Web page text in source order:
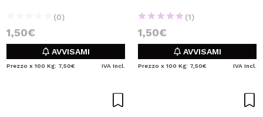
(0)
1,50€
AVVISAMI
Prezzo x 100 Kg: 7,50€ IVA Incl.
(1)
1,50€
AVVISAMI
Prezzo x 100 Kg: 7,50€ IVA Incl.